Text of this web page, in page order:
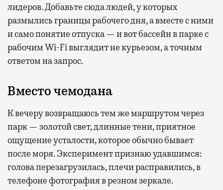
лидеров. Добавьте сюда людей, у которых
размылись границы рабочего дня, а вместе с ними
и само понятие отпуска — и вот бассейн в парке с
рабочим Wi-Fi выглядит не курьезом, а точным
ответом на запрос.
Вместо чемодана
К вечеру возвращаюсь тем же маршрутом через
парк — золотой свет, длинные тени, приятное
ощущение усталости, которое обычно бывает
после моря. Эксперимент признаю удавшимся:
голова перезагрузилась, плечи расправились, в
телефоне фотография в резном зеркале.